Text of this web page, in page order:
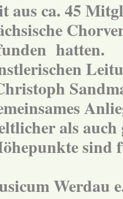
aus ca. 45
hatten.
als
sind
Werdau